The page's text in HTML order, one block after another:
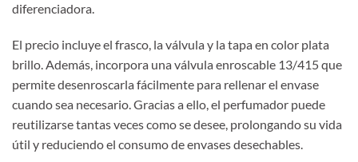
diferenciadora.
El precio incluye el frasco, la válvula y la tapa en color plata
brillo. Además, incorpora una válvula enroscable 13/415 que
permite desenroscarla fácilmente para rellenar el envase
cuando sea necesario. Gracias a ello, el perfumador puede
reutilizarse tantas veces como se desee, prolongando su vida
útil y reduciendo el consumo de envases desechables.